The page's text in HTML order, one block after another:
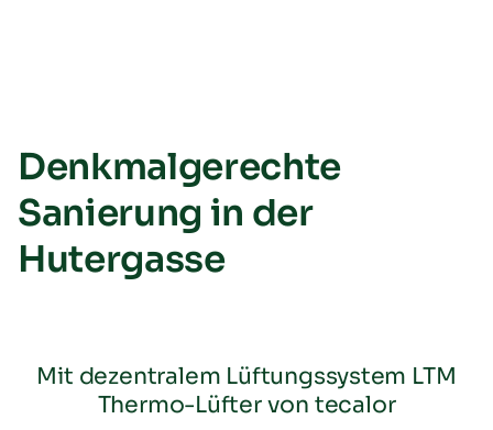
Denkmalgerechte
Sanierung in der
Hutergasse
Mit dezentralem Lüftungssystem LTM
Thermo-Lüfter von tecalor